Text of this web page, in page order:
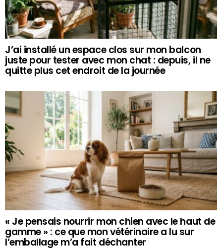
J’ai installé un espace clos sur mon balcon
juste pour tester avec mon chat : depuis, il ne
quitte plus cet endroit de la journée
« Je pensais nourrir mon chien avec le haut de
gamme » : ce que mon vétérinaire a lu sur
l’emballage m’a fait déchanter